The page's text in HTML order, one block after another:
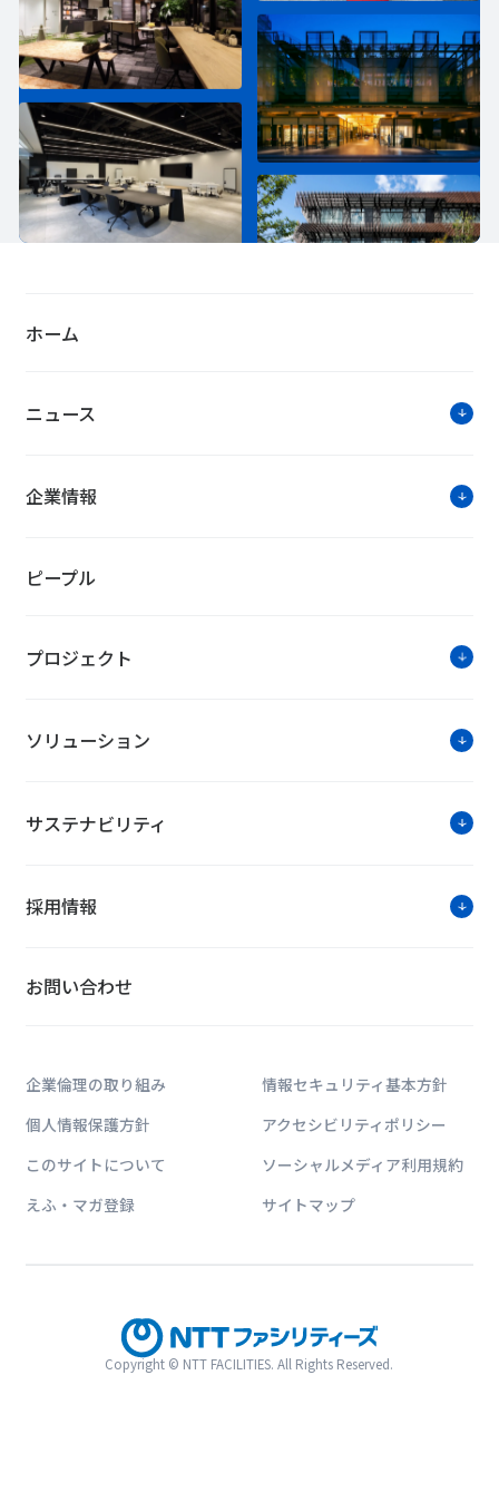
ホーム
ニュース
企業情報
ピープル
プロジェクト
ソリューション
サステナビリティ
採用情報
お問い合わせ
企業倫理の取り組み
情報セキュリティ基本方針
個人情報保護方針
アクセシビリティポリシー
このサイトについて
ソーシャルメディア利用規約
えふ・マガ登録
サイトマップ
Copyright © NTT FACILITIES. All Rights Reserved.